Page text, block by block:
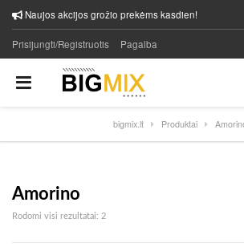
Naujos akcijos grožio prekėms kasdien!
Prisijungti/Registruotis Pagalba
bigmix.lt Produktai
Amorino
Rodomi visi rezultatai: 2Rūšiuojama pagal naujausią